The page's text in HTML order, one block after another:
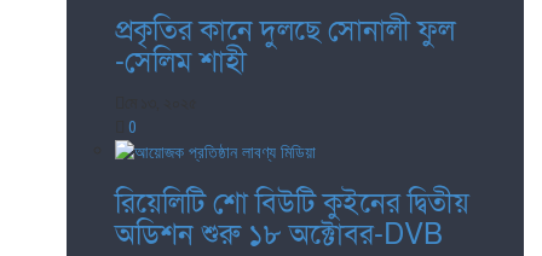
প্রকৃতির কানে দুলছে সোনালী ফুল
-সেলিম শাহী
0
রিয়েলিটি শো বিউটি কুইনের দ্বিতীয়
অডিশন শুরু ১৮ অক্টোবর-DVB